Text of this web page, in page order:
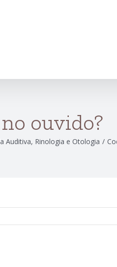
ouvido?
Auditiva, Rinologia e Otologia /